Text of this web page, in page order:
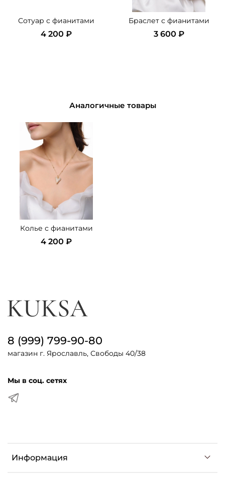
Сотуар с фианитами
4 200 ₽
Браслет с фианитами
3 600 ₽
Аналогичные товары
Колье с фианитами
4 200 ₽
Информация
8 (999) 799-90-80
магазин г. Ярославль, Свободы 40/38
Мы в соц. сетях